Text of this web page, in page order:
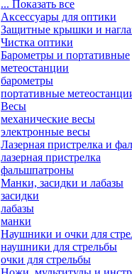
... Показать все
Аксессуары для оптики
Защитные крышки и
Чистка оптики
Барометры и портативные
метеостанции
барометры
портативные
Весы
механические весы
электронные весы
Лазерная пристрелка и
лазерная пристрелка
фальшпатроны
Манки, засидки и лабазы
засидки
лабазы
манки
Наушники и очки для
наушники для стрельбы
очки для стрельбы